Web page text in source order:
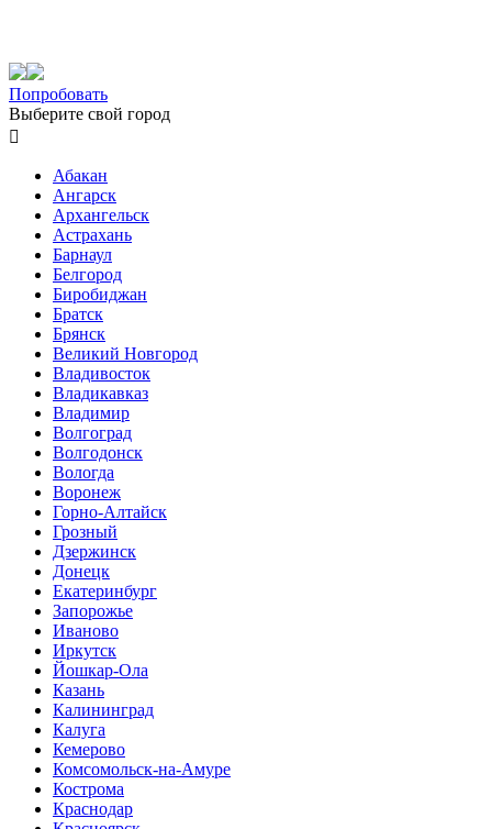
Попробовать
Выберите свой город

Абакан
Ангарск
Архангельск
Астрахань
Барнаул
Белгород
Биробиджан
Братск
Брянск
Великий Новгород
Владивосток
Владикавказ
Владимир
Волгоград
Волгодонск
Вологда
Воронеж
Горно-Алтайск
Грозный
Дзержинск
Донецк
Екатеринбург
Запорожье
Иваново
Иркутск
Йошкар-Ола
Казань
Калининград
Калуга
Кемерово
Комсомольск-на-Амуре
Кострома
Краснодар